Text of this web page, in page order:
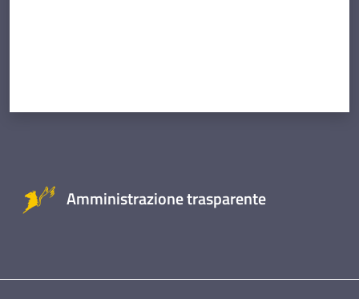
Amministrazione trasparente